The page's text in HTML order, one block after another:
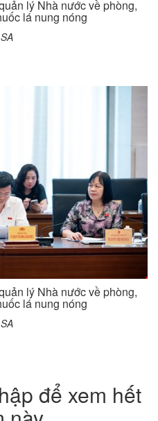
lý Nhà nước về phòng,
lá nung nóng
lý Nhà nước về phòng,
lá nung nóng
để xem hết